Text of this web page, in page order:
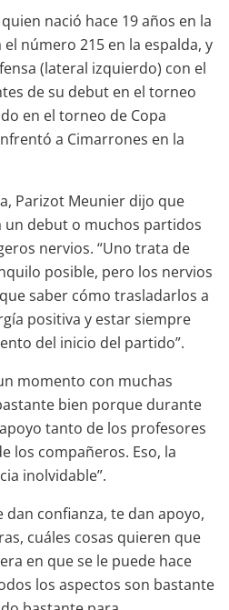
nació hace 19 años en la
número 215 en la espalda, y
(lateral izquierdo) con el
de su debut en el torneo
en el torneo de Copa
a Cimarrones en la
Parizot Meunier dijo que
un debut o muchos partidos
nervios. “Uno trata de
posible, pero los nervios
saber cómo trasladarlos a
positiva y estar siempre
del inicio del partido”.
momento con muchas
bien porque durante
tanto de los profesores
los compañeros. Eso, la
inolvidable”.
dan confianza, te dan apoyo,
cuáles cosas quieren que
en que se le puede hace
los aspectos son bastante